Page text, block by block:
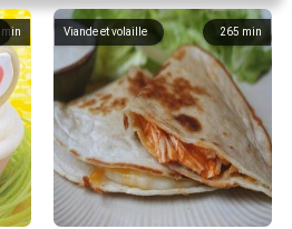
min 265 min
Viande et volaille